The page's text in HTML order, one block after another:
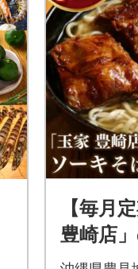
【毎月
豊崎店
ば4食セ